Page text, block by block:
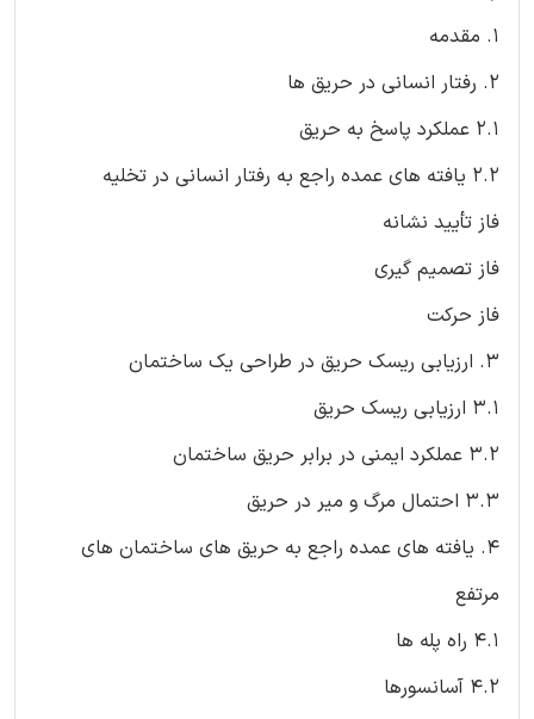
1. مقدمه
2. رفتار انسانی در حریق ها
2.1 عملکرد پاسخ به حریق
2.2 یافته های عمده راجع به رفتار انسانی در تخلیه
فاز تأیید نشانه
فاز تصمیم گیری
فاز حرکت
3. ارزیابی ریسک حریق در طراحی یک ساختمان
3.1 ارزیابی ریسک حریق
3.2 عملکرد ایمنی در برابر حریق ساختمان
3.3 احتمال مرگ و میر در حریق
4. یافته های عمده راجع به حریق های ساختمان های
مرتفع
4.1 راه پله ها
4.2 آسانسورها